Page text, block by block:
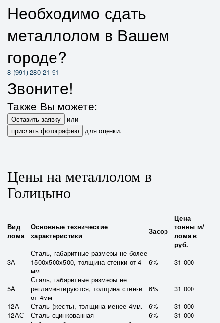
Необходимо сдать
металлолом в Вашем
городе?
8 (991) 280-21-91
Звоните!
Также Вы можете:
Оставить заявку
или
прислать фотографию
для оценки.
Цены на металлолом в
Голицыно
Вид
лома
Основные технические
характеристики
Засор
Цена
тонны м/
лома в
руб.
3А
Сталь, габаритные размеры не более
1500х500х500, толщина стенки от 4
мм
6% 31 000
5А
Сталь, габаритные размеры не
регламентируются, толщина стенки
от 4мм
6%
31 000
12А
Сталь (жесть), толщина менее 4мм. 6%
31 000
12АС
Сталь оцинкованная 6%
31 000